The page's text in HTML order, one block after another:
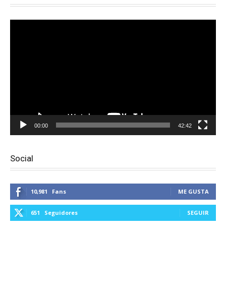
00:00 42:42
Social
10,981 Fans ME GUSTA
651 Seguidores SEGUIR